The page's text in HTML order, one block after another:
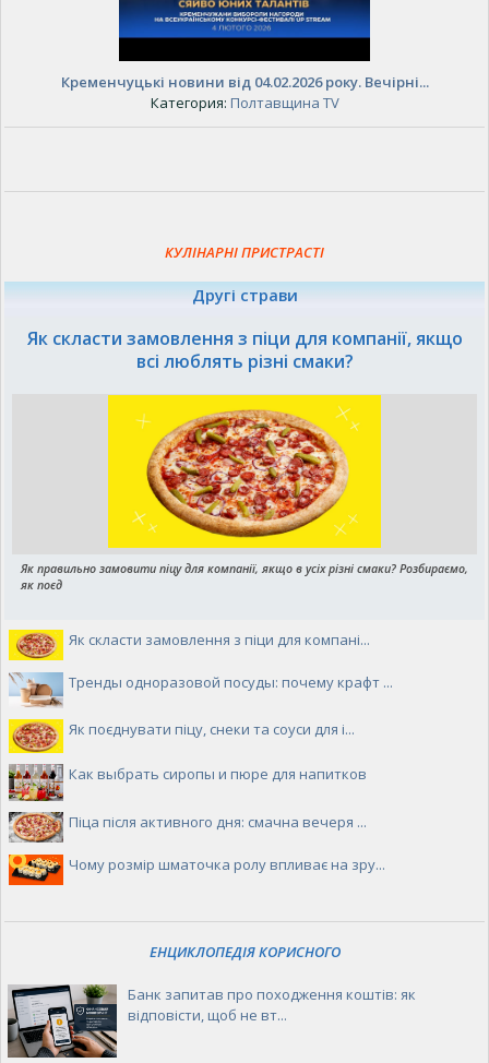
Кременчуцькі новини від 04.02.2026 року. Вечірні...
Категория: Полтавщина TV
КУЛІНАРНІ ПРИСТРАСТІ
Другі страви
Як скласти замовлення з піци для компанії, якщо
всі люблять різні смаки?
Як правильно замовити піцу для компанії, якщо в усіх різні смаки? Розбираємо,
як поєд
Як скласти замовлення з піци для компані...
Тренды одноразовой посуды: почему крафт ...
Як поєднувати піцу, снеки та соуси для і...
Как выбрать сиропы и пюре для напитков
Піца після активного дня: смачна вечеря ...
Чому розмір шматочка ролу впливає на зру...
ЕНЦИКЛОПЕДІЯ КОРИСНОГО
Банк запитав про походження коштів: як
відповісти, щоб не вт...